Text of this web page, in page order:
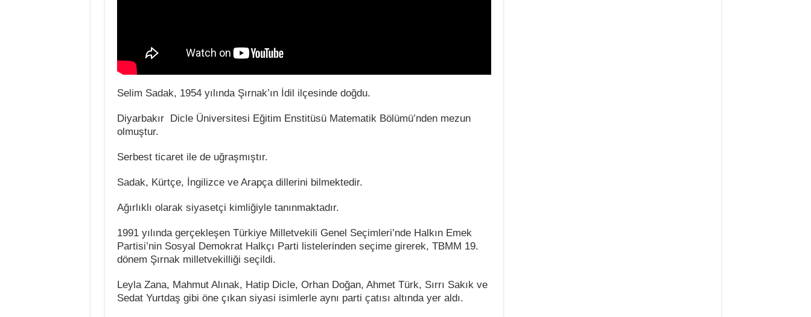
Selim Sadak, 1954 yılında Şırnak’ın İdil ilçesinde doğdu.
Diyarbakır Dicle Üniversitesi Eğitim Enstitüsü Matematik Bölümü’nden mezun
olmuştur.
Serbest ticaret ile de uğraşmıştır.
Sadak, Kürtçe, İngilizce ve Arapça dillerini bilmektedir.
Ağırlıklı olarak siyasetçi kimliğiyle tanınmaktadır.
1991 yılında gerçekleşen Türkiye Milletvekili Genel Seçimleri’nde Halkın Emek
Partisi’nin Sosyal Demokrat Halkçı Parti listelerinden seçime girerek, TBMM 19.
dönem Şırnak milletvekilliği seçildi.
Leyla Zana, Mahmut Alınak, Hatip Dicle, Orhan Doğan, Ahmet Türk, Sırrı Sakık ve
Sedat Yurtdaş gibi öne çıkan siyasi isimlerle aynı parti çatısı altında yer aldı.